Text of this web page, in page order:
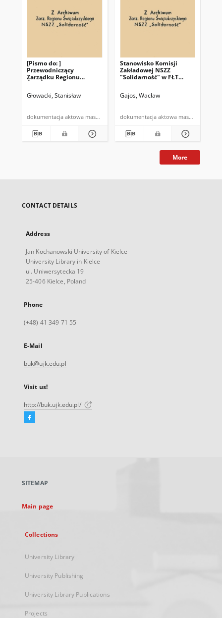
[Pismo do: ]
Przewodniczący
Zarządku Regionu
Waldemar Bartosz
Głowacki, Stanisław
dokumentacja aktowa maszynopis powielony
Stanowisko Komisji
Zakładowej NSZZ
"Solidarność" w FŁT
Gajos, Wacław
dokumentacja aktowa maszynopis
More
CONTACT DETAILS
Address
Jan Kochanowski University of Kielce
University Library in Kielce
ul. Uniwersytecka 19
25-406 Kielce, Poland
Phone
(+48) 41 349 71 55
E-Mail
buk@ujk.edu.pl
Visit us!
http://buk.ujk.edu.pl/
Facebook
new
SITEMAP
Main page
Collections
University Library
University Publishing
University Library Publications
Projects